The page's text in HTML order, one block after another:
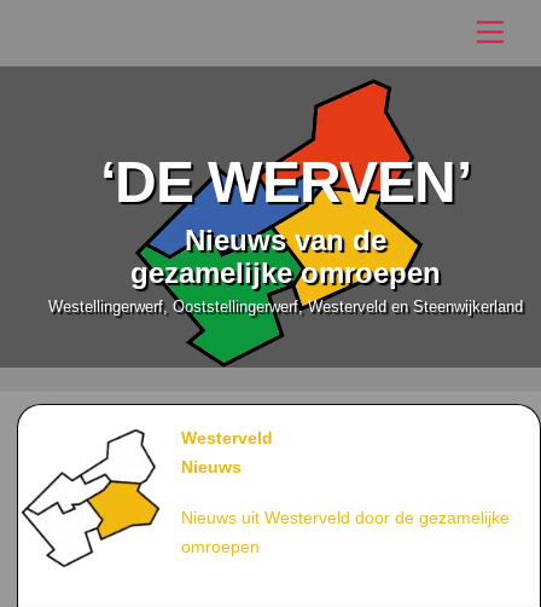
de
‘DE WERVEN’
Nieuws van de
gezamelijke omroepen
Westellingerwerf, Ooststellingerwerf, Westerveld en Steenwijkerland
Westerveld
Nieuws
Nieuws uit Westerveld door de gezamelijke
omroepen